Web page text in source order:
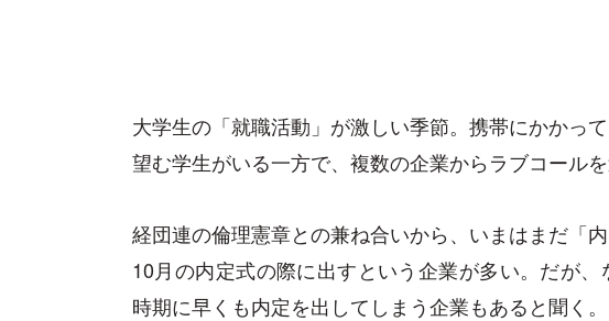
大学生の「就職活動」が激しい季節。携帯にかかっ
望む学生がいる一方で、複数の企業からラブコール
経団連の倫理憲章との兼ね合いから、いまはまだ「
10月の内定式の際に出すという企業が多い。だが
時期に早くも内定を出してしまう企業もあると聞く。